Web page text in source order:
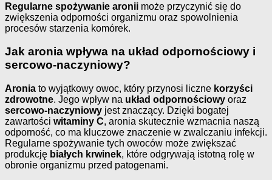
Regularne spożywanie aronii może przyczynić się do
zwiększenia odporności organizmu oraz spowolnienia
procesów starzenia komórek.
Jak aronia wpływa na układ odpornościowy i
sercowo-naczyniowy?
Aronia to wyjątkowy owoc, który przynosi liczne korzyści
zdrowotne. Jego wpływ na układ odpornościowy oraz
sercowo-naczyniowy jest znaczący. Dzięki bogatej
zawartości witaminy C, aronia skutecznie wzmacnia naszą
odporność, co ma kluczowe znaczenie w zwalczaniu infekcji.
Regularne spożywanie tych owoców może zwiększać
produkcję białych krwinek, które odgrywają istotną rolę w
obronie organizmu przed patogenami.